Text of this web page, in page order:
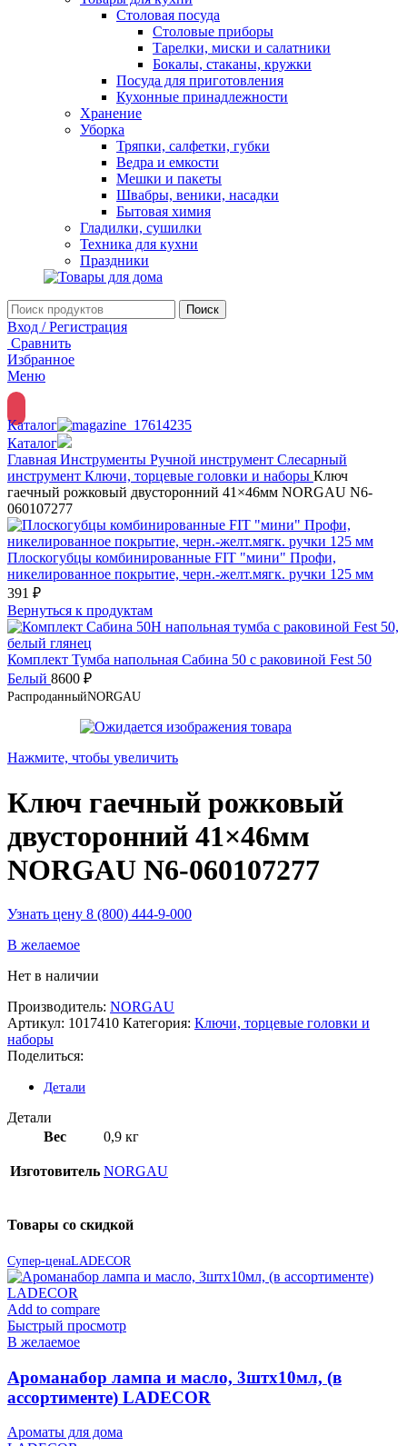
Столовая посуда
Столовые приборы
Тарелки, миски и салатники
Бокалы, стаканы, кружки
Посуда для приготовления
Кухонные принадлежности
Хранение
Уборка
Тряпки, салфетки, губки
Ведра и емкости
Мешки и пакеты
Швабры, веники, насадки
Бытовая химия
Гладилки, сушилки
Техника для кухни
Праздники
Поиск
Вход / Регистрация
Сравнить
Избранное
Меню
Каталог
Каталог
Главная Инструменты Ручной инструмент Слесарный
инструмент Ключи, торцевые головки и наборы Ключ
гаечный рожковый двусторонний 41×46мм NORGAU N6-
060107277
Плоскогубцы комбинированные FIT "мини" Профи,
никелированное покрытие, черн.-желт.мягк. ручки 125 мм
391 ₽
Вернуться к продуктам
Комплект Тумба напольная Сабина 50 с раковиной Fest 50
Белый 8600 ₽
РаспроданныйNORGAU
Нажмите, чтобы увеличить
Ключ гаечный рожковый
двусторонний 41×46мм
NORGAU N6-060107277
Узнать цену 8 (800) 444-9-000
В желаемое
Нет в наличии
Производитель: NORGAU
Артикул: 1017410 Категория: Ключи, торцевые головки и
наборы
Поделиться:
Детали
Детали
Вес
0,9 кг
Изготовитель NORGAU
Товары со скидкой
Супер-ценаLADECOR
Add to compare
Быстрый просмотр
В желаемое
Ароманабор лампа и масло, 3штx10мл, (в
ассортименте) LADECOR
Ароматы для дома